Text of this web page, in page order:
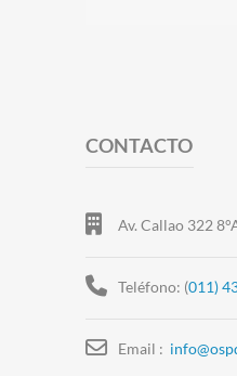
CONTACTO
Av. Callao 322
Teléfono: (011)
Email :